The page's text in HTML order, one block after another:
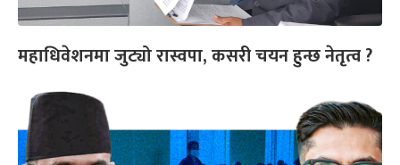
महाधिवेशनमा जुट्यो रास्वपा, कसरी चयन हुन्छ नेतृत्व ?